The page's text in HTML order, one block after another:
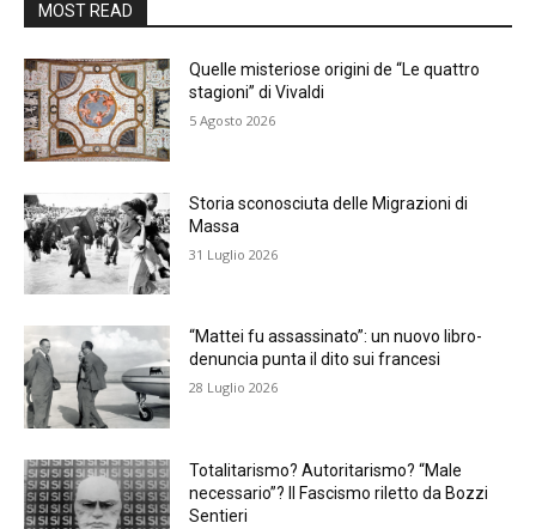
MOST READ
Quelle misteriose origini de “Le quattro
stagioni” di Vivaldi
5 Agosto 2026
Storia sconosciuta delle Migrazioni di
Massa
31 Luglio 2026
“Mattei fu assassinato”: un nuovo libro-
denuncia punta il dito sui francesi
28 Luglio 2026
Totalitarismo? Autoritarismo? “Male
necessario”? Il Fascismo riletto da Bozzi
Sentieri